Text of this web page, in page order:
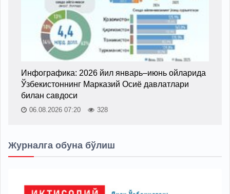
Инфографика: 2026 йил январь–июнь ойларида
Ўзбекистоннинг Марказий Осиё давлатлари
билан савдоси
06.08.2026 07:20 328
Журналга обуна бўлиш